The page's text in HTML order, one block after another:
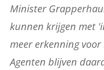
Minister
kunnen krijgen met
meer erkenning
Agenten blijven